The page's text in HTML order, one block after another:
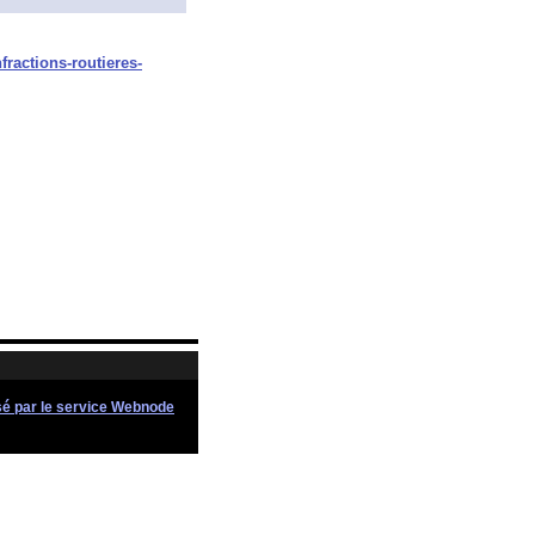
routieres-
par le service Webnode